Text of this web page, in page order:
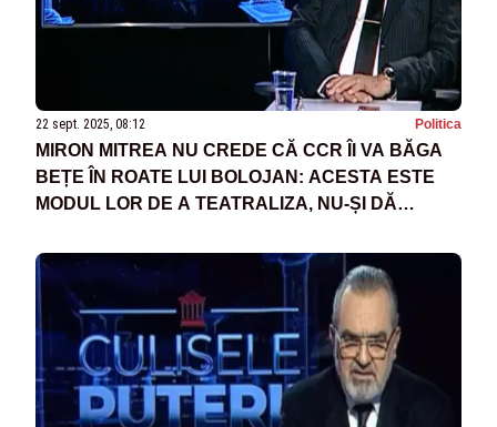
22 sept. 2025, 08:12 Politica
MIRON MITREA NU CREDE CĂ CCR ÎI VA BĂGA
BEȚE ÎN ROATE LUI BOLOJAN: ACESTA ESTE
MODUL LOR DE A TEATRALIZA, NU-ȘI DĂ